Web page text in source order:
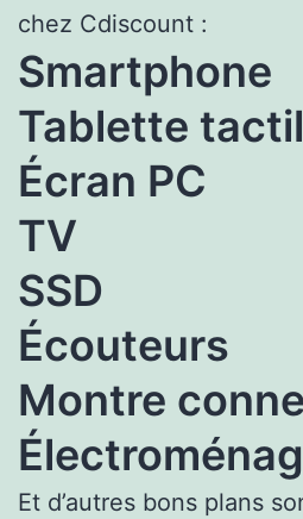
chez Cdiscount :
Smartphone
Tablette
Écran PC
TV
SSD
Écouteurs
Montre
Et d’autres bons plans